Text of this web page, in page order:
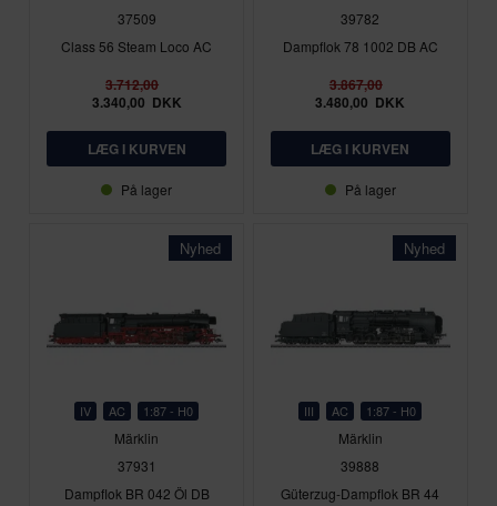
37509
Class 56 Steam Loco AC
3.712,00
3.340,00 DKK
På lager
39782
Dampflok 78 1002 DB AC
3.867,00
3.480,00 DKK
På lager
Nyhed
IV AC 1:87 - H0
Märklin
37931
Dampflok BR 042 Öl DB
Nyhed
III AC 1:87 - H0
Märklin
39888
Güterzug-Dampflok BR 44